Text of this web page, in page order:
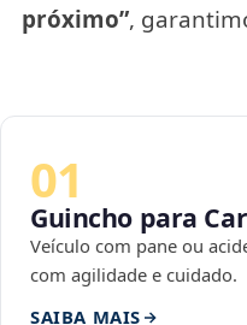
próximo”,
01
Guincho para
Veículo com pane ou
com agilidade e cuidado.
SAIBA MAIS